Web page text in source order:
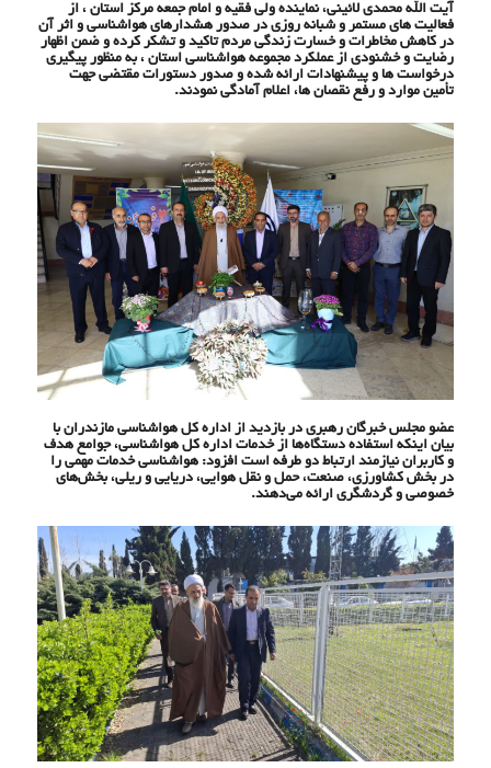
آیت الله محمدی لائینی، نماینده ولی فقیه و امام جمعه مرکز استان ، از
فعالیت های مستمر و شبانه روزی در صدور هشدارهای هواشناسی و اثر آن
در کاهش مخاطرات و خسارت زندگی مردم تاکید و تشکر کرده و ضمن اظهار
رضایت و خشنودی از عملکرد مجموعه هواشناسی استان ، به منظور پیگیری
درخواست ها و پیشنهادات ارائه شده و صدور دستورات مقتضی جهت
تأمین موارد و رفع نقصان ها، اعلام آمادگی نمودند.
عضو مجلس خبرگان رهبری در بازدید از اداره کل هواشناسی مازندران با
بیان اینکه استفاده دستگاه‌ها از خدمات اداره کل هواشناسی، جوامع هدف
و کاربران نیازمند ارتباط دو طرفه است افزود: هواشناسی خدمات مهمی را
در بخش کشاورزی، صنعت، حمل و نقل هوایی، دریایی و ریلی، بخش‌های
خصوصی و گردشگری ارائه می‌دهند.